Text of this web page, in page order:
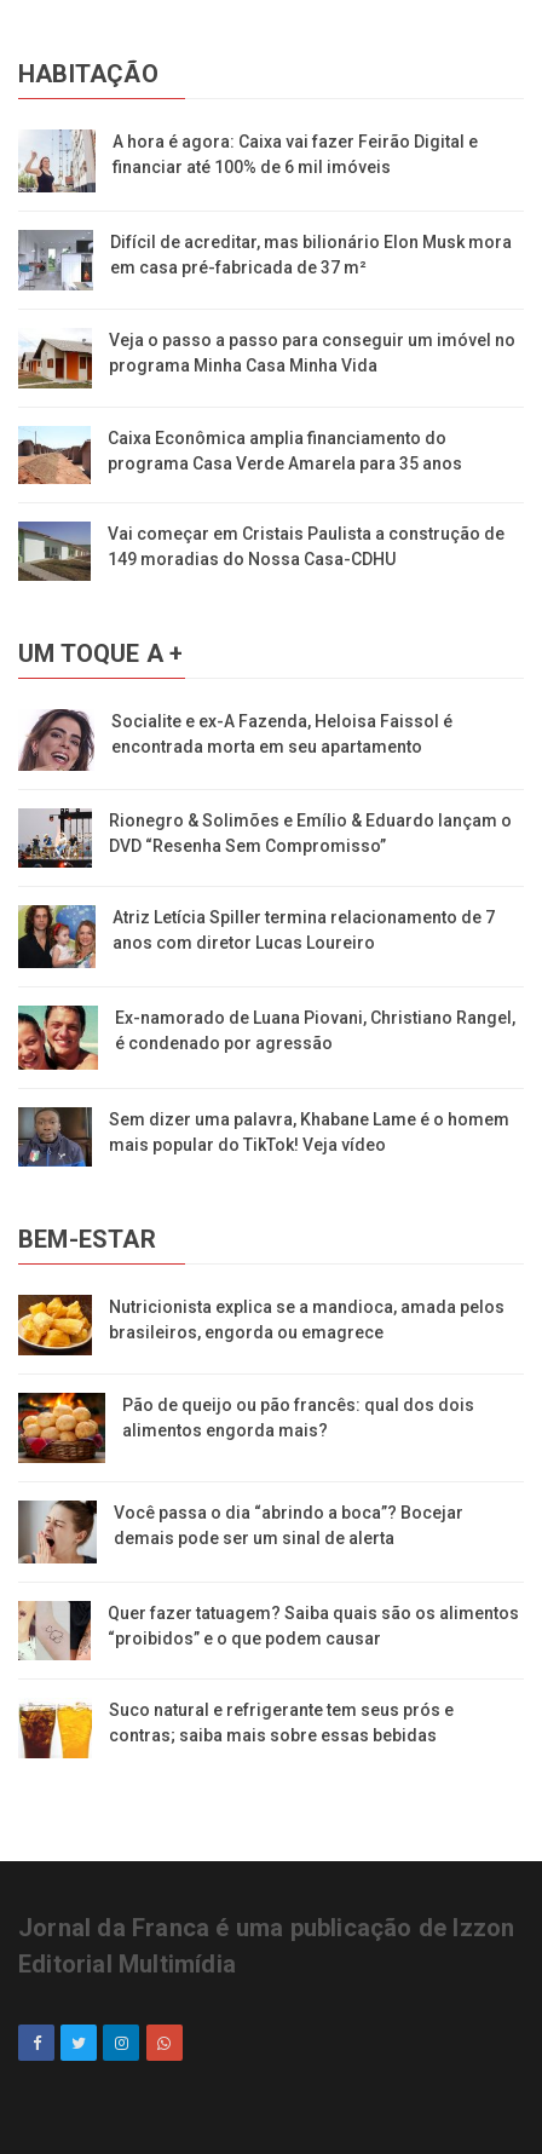
HABITAÇÃO
A hora é agora: Caixa vai fazer Feirão Digital e
financiar até 100% de 6 mil imóveis
Difícil de acreditar, mas bilionário Elon Musk mora
em casa pré-fabricada de 37 m²
Veja o passo a passo para conseguir um imóvel no
programa Minha Casa Minha Vida
Caixa Econômica amplia financiamento do
programa Casa Verde Amarela para 35 anos
Vai começar em Cristais Paulista a construção de
149 moradias do Nossa Casa-CDHU
UM TOQUE A +
Socialite e ex-A Fazenda, Heloisa Faissol é
encontrada morta em seu apartamento
Rionegro & Solimões e Emílio & Eduardo lançam o
DVD “Resenha Sem Compromisso”
Atriz Letícia Spiller termina relacionamento de 7
anos com diretor Lucas Loureiro
Ex-namorado de Luana Piovani, Christiano Rangel,
é condenado por agressão
Sem dizer uma palavra, Khabane Lame é o homem
mais popular do TikTok! Veja vídeo
BEM-ESTAR
Nutricionista explica se a mandioca, amada pelos
brasileiros, engorda ou emagrece
Pão de queijo ou pão francês: qual dos dois
alimentos engorda mais?
Você passa o dia “abrindo a boca”? Bocejar
demais pode ser um sinal de alerta
Quer fazer tatuagem? Saiba quais são os alimentos
“proibidos” e o que podem causar
Suco natural e refrigerante tem seus prós e
contras; saiba mais sobre essas bebidas
Jornal da Franca é uma publicação de Izzon
Editorial Multimídia